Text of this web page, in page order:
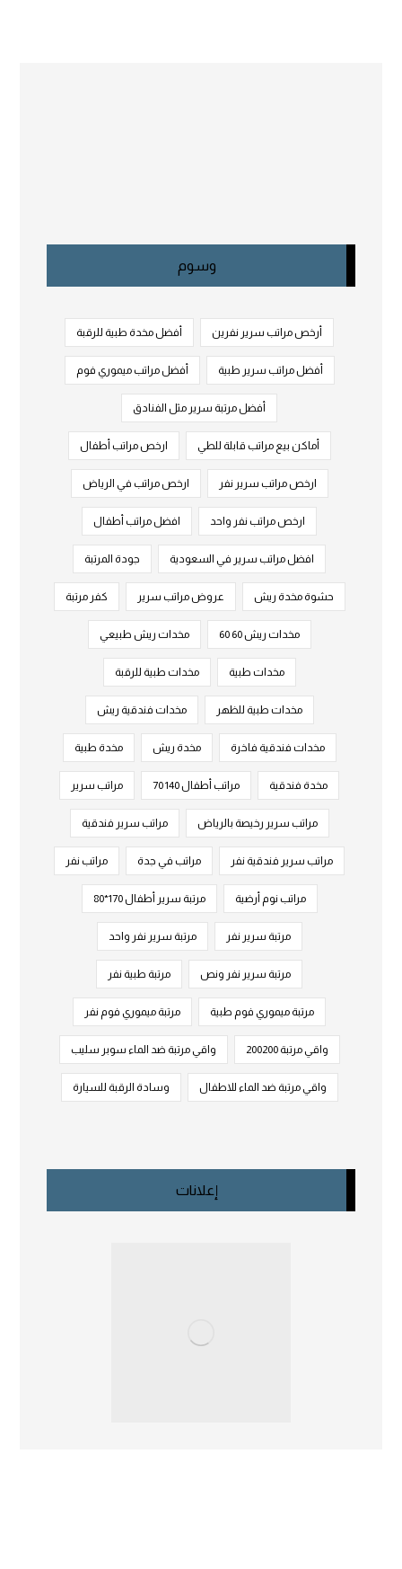
وسوم
أرخص مراتب سرير نفرين أفضل مخدة طبية للرقبة
أفضل مراتب سرير طبية أفضل مراتب ميموري فوم
أفضل مرتبة سرير مثل الفنادق
أماكن بيع مراتب قابلة للطي ارخص مراتب أطفال
ارخص مراتب سرير نفر ارخص مراتب في الرياض
ارخص مراتب نفر واحد افضل مراتب أطفال
افضل مراتب سرير في السعودية جودة المرتبة
حشوة مخدة ريش عروض مراتب سرير كفر مرتبة
مخدات ريش 60 60 مخدات ريش طبيعي
مخدات طبية مخدات طبية للرقبة
مخدات طبية للظهر مخدات فندقية ريش
مخدات فندقية فاخرة مخدة ريش مخدة طبية
مخدة فندقية مراتب أطفال 140 70 مراتب سرير
مراتب سرير رخيصة بالرياض مراتب سرير فندقية
مراتب سرير فندقية نفر مراتب في جدة مراتب نفر
مراتب نوم أرضية مرتبة سرير أطفال 170*80
مرتبة سرير نفر مرتبة سرير نفر واحد
مرتبة سرير نفر ونص مرتبة طبية نفر
مرتبة ميموري فوم طبية مرتبة ميموري فوم نفر
واقي مرتبة 200200 واقي مرتبة ضد الماء سوبر سليب
واقي مرتبة ضد الماء للاطفال وسادة الرقبة للسيارة
إعلانات